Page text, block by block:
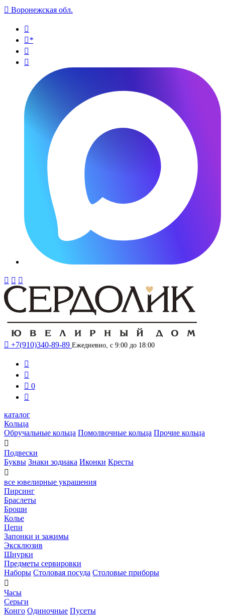
 Воронежская обл.

*


  
 +7(910)340-89-89 Ежедневно, с 9:00 до 18:00


 0

каталог
Кольца
Обручальные кольца Помолвочные кольца Прочие кольца

Подвески
Буквы Знаки зодиака Иконки Кресты

все ювелирные украшения
Пирсинг
Браслеты
Броши
Колье
Цепи
Запонки и зажимы
Эксклюзив
Шнурки
Предметы сервировки
Наборы Столовая посуда Столовые приборы

Часы
Серьги
Конго Одиночные Пусеты